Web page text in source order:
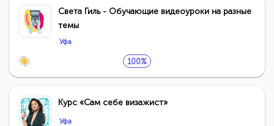
Света Гиль - Обучающие видеоуроки на разные
темы
Уфа
100%
Курс «Сам себе визажист»
Уфа